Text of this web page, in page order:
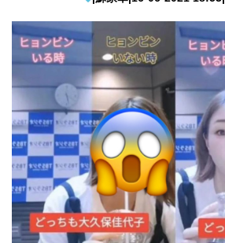
教學評測
EduTech
IT Times
生成式AI與雲端應用
Enterprise Digital Transformation
特集